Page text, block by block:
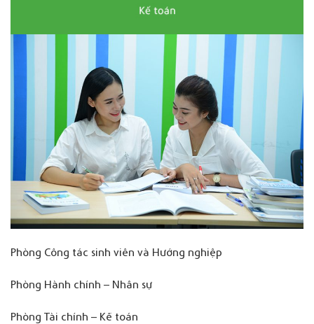
Phòng Công tác sinh viên và Hướng nghiệp
Phòng Hành chính – Nhân sự
Phòng Tài chính – Kế toán